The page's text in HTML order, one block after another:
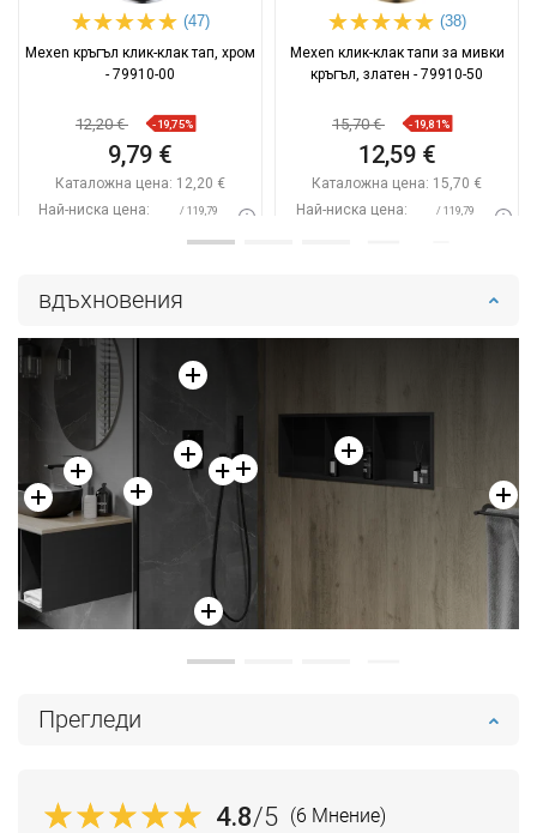
(47)
Mexen кръгъл клик-клак тап, хром
- 79910-00
12,20 € -19,75%
9,79 €
Каталожна цена: 12,20 €
Най-ниска цена:
/ 119,79
Добави в количката
favorite_border Любима
Сравнете
(38)
Mexen клик-клак тапи за мивки
кръгъл, златен - 79910-50
15,70 € -19,81%
12,59 €
Каталожна цена: 15,70 €
Най-ниска цена:
/ 119,79
Добави в количката
favorite_border Любима
Сравнете
вдъхновения
Прегледи
4.8/5 (6 Мнение)